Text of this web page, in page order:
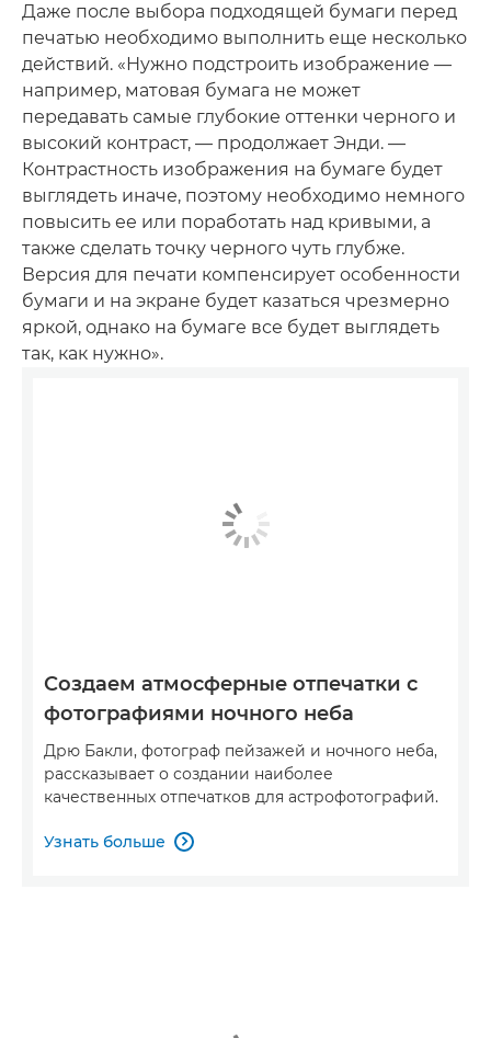
Даже после выбора подходящей бумаги перед
печатью необходимо выполнить еще несколько
действий. «Нужно подстроить изображение —
например, матовая бумага не может
передавать самые глубокие оттенки черного и
высокий контраст, — продолжает Энди. —
Контрастность изображения на бумаге будет
выглядеть иначе, поэтому необходимо немного
повысить ее или поработать над кривыми, а
также сделать точку черного чуть глубже.
Версия для печати компенсирует особенности
бумаги и на экране будет казаться чрезмерно
яркой, однако на бумаге все будет выглядеть
так, как нужно».
Создаем атмосферные отпечатки с
фотографиями ночного неба
Дрю Бакли, фотограф пейзажей и ночного неба,
рассказывает о создании наиболее
качественных отпечатков для астрофотографий.
Узнать больше 